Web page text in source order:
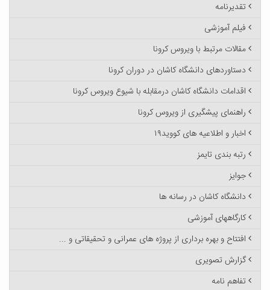
تقدیرنامه
فیلم آموزشی
مقالات مرتبط با ویروس کرونا
دستاوردهای دانشگاه کاشان در دوران کرونا
اقدامات دانشگاه کاشان درمقابله با شیوع ویروس کرونا
راهنمای پیشگیری از ویروس کرونا
اخبار و اطلاعیه های کووید۱۹
رتبه بندی تایمز
جوایز
دانشگاه کاشان در رسانه ها
کارگاههای آموزشی
افتتاح و بهره برداری از پروژه های عمرانی و تحقیقاتی و ...
گزارش تصویری
تفاهم نامه